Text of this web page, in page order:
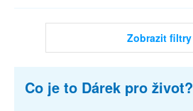
Zobrazit filtry
Co je to Dárek pro život?